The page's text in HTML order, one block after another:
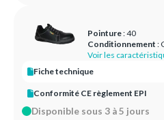
Pointure: 40
Conditionnement :
Voir les
Fiche technique
Conformité CE règlement EPI
Disponible sous 3 à 5 jours